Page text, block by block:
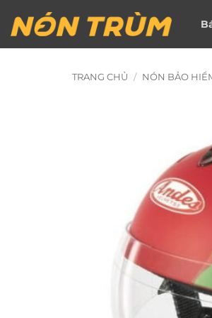
qua
TRANG CHỦ / NÓN BẢO